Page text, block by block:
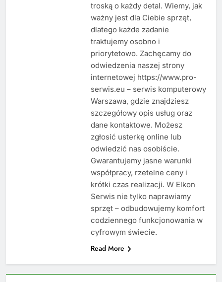
troską o każdy detal. Wiemy, jak
ważny jest dla Ciebie sprzęt,
dlatego każde zadanie
traktujemy osobno i
priorytetowo. Zachęcamy do
odwiedzenia naszej strony
internetowej https://www.pro-
serwis.eu – serwis komputerowy
Warszawa, gdzie znajdziesz
szczegółowy opis usług oraz
dane kontaktowe. Możesz
zgłosić usterkę online lub
odwiedzić nas osobiście.
Gwarantujemy jasne warunki
współpracy, rzetelne ceny i
krótki czas realizacji. W Elkon
Serwis nie tylko naprawiamy
sprzęt – odbudowujemy komfort
codziennego funkcjonowania w
cyfrowym świecie.
Read More